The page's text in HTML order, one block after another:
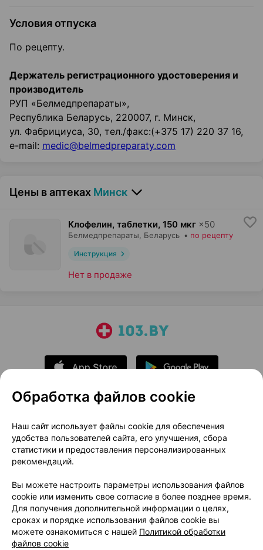
Условия отпуска
По рецепту.
Держатель регистрационного удостоверения и
производитель
РУП «Белмедпрепараты»,
Республика Беларусь, 220007, г. Минск,
ул. Фабрициуса, 30, тел./факс:(+375 17) 220 37 16,
e-mail: medic@belmedpreparaty.com
Цены в аптеках Минск
Клофелин, таблетки, 150 мкг ×50
Белмедпрепараты, Беларусь • по рецепту
Инструкция
Нет в продаже
О проекте
Новости проекта
Размещение рекламы
Медицинский маркетинг
Публичный договор
Доставка
Способы оплаты
Вакансии
Партнеры
Написать руководителю 103.by
Написать в поддержку
Персональные настройки Cookie
Обработка файлов cookie
Наш сайт использует файлы cookie для обеспечения
удобства пользователей сайта, его улучшения, сбора
статистики и предоставления персонализированных
рекомендаций.
Вы можете настроить параметры использования файлов
cookie или изменить свое согласие в более позднее время.
Для получения дополнительной информации о целях,
сроках и порядке использования файлов cookie вы
можете ознакомиться с нашей Политикой обработки
файлов cookie